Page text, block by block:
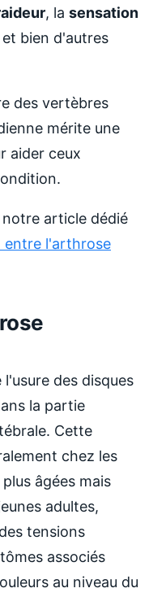
, la sensation
et bien d'autres
des vertèbres
mérite une
aider ceux
article dédié
entre l'arthrose
l'usure des disques
la partie
Cette
chez les
âgées mais
adultes,
tensions
associés
au niveau du